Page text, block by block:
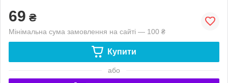
69 ₴
Мінімальна сума замовлення на сайті — 100 ₴
Купити
або